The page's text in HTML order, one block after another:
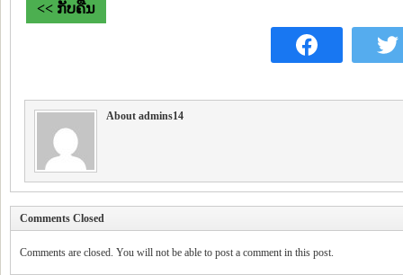
<< ກັບຄືນ
About admins14
Comments Closed
Comments are closed. You will not be able to post a comment in this post.